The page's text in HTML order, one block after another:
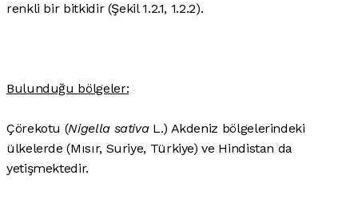
renkli bir bitkidir (Şekil 1.2.1, 1.2.2).
Bulunduğu bölgeler:
Çörekotu (Nigella sativa L.) Akdeniz bölgelerindeki
ülkelerde (Mısır, Suriye, Türkiye) ve Hindistan da
yetişmektedir.